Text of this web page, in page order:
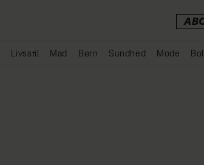
Livsstil Mad Børn Sundhed Mode